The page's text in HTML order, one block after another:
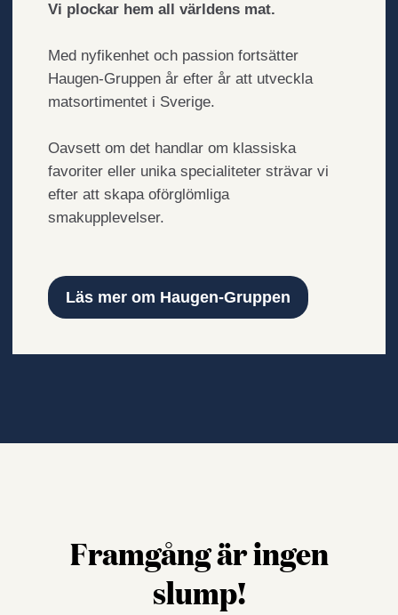
Haugen-
Gruppen
fortsätter
utveckla
Sverige.
Vi plockar hem all världens mat.
Med nyfikenhet och passion fortsätter
Haugen-Gruppen år efter år att utveckla
matsortimentet i Sverige.
Oavsett om det handlar om klassiska
favoriter eller unika specialiteter strävar vi
efter att skapa oförglömliga
smakupplevelser.
Läs mer om Haugen-Gruppen
Framgång är ingen
slump!